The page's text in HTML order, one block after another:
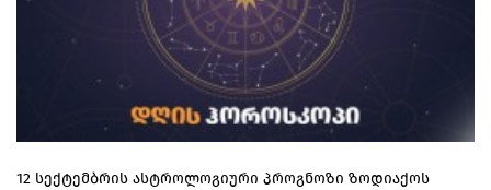
12 სექტემბრის ასტროლოგიური პროგნოზი ზოდიაქოს